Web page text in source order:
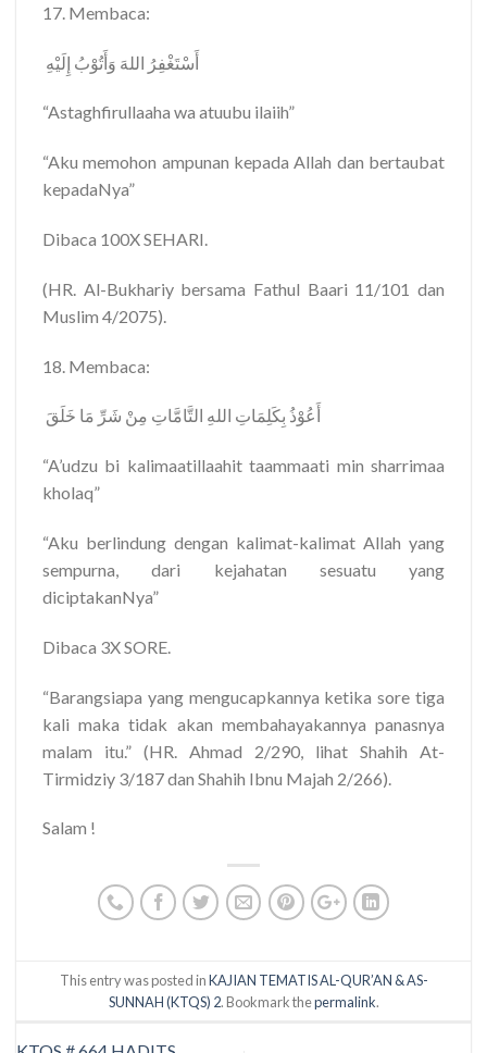
17. Membaca:
‎ أَسْتَغْفِرُ اللهَ وَأَتُوْبُ إِلَيْهِ
“Astaghfirullaaha wa atuubu ilaiih”
“Aku memohon ampunan kepada Allah dan bertaubat
kepadaNya”
Dibaca 100X SEHARI.
(HR. Al-Bukhariy bersama Fathul Baari 11/101 dan
Muslim 4/2075).
18. Membaca:
‎ أَعُوْذُ بِكَلِمَاتِ اللهِ التَّامَّاتِ مِنْ شَرِّ مَا خَلَقَ
“A’udzu bi kalimaatillaahit taammaati min sharrimaa
kholaq”
“Aku berlindung dengan kalimat-kalimat Allah yang
sempurna, dari kejahatan sesuatu yang
diciptakanNya”
Dibaca 3X SORE.
“Barangsiapa yang mengucapkannya ketika sore tiga
kali maka tidak akan membahayakannya panasnya
malam itu.” (HR. Ahmad 2/290, lihat Shahih At-
Tirmidziy 3/187 dan Shahih Ibnu Majah 2/266).
Salam !
This entry was posted inKAJIAN TEMATIS AL-QUR’AN & AS-
SUNNAH (KTQS) 2. Bookmark thepermalink.